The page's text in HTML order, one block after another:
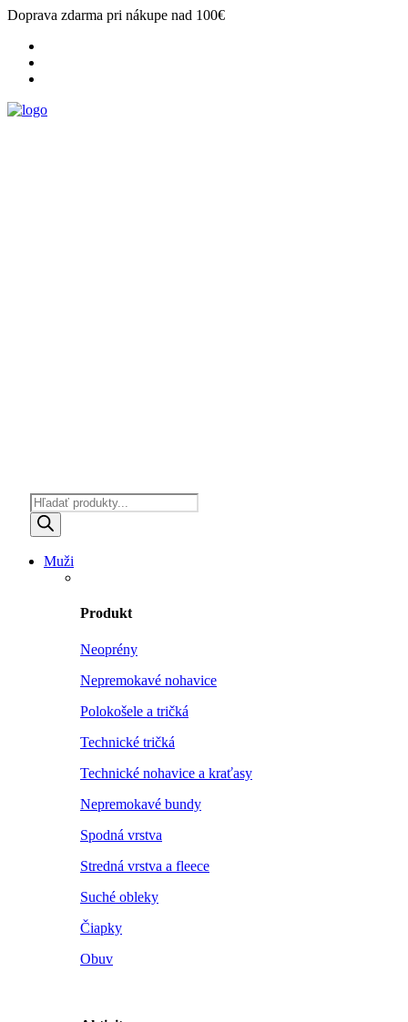
Doprava zdarma pri nákupe nad 100€
Products
search
Muži
Produkt
Neoprény
Nepremokavé nohavice
Polokošele a tričká
Technické tričká
Technické nohavice a kraťasy
Nepremokavé bundy
Spodná vrstva
Stredná vrstva a fleece
Suché obleky
Čiapky
Obuv